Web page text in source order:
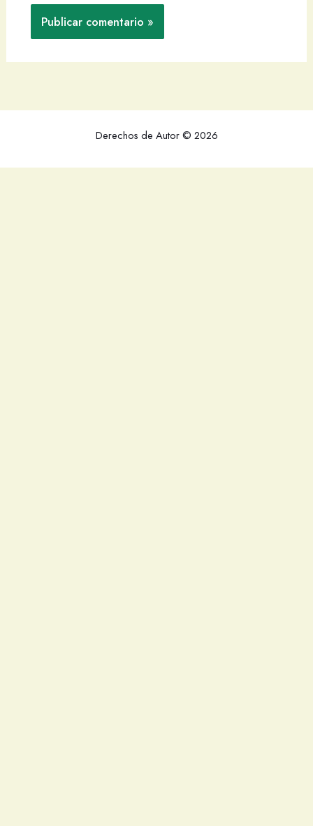
Derechos de Autor © 2026